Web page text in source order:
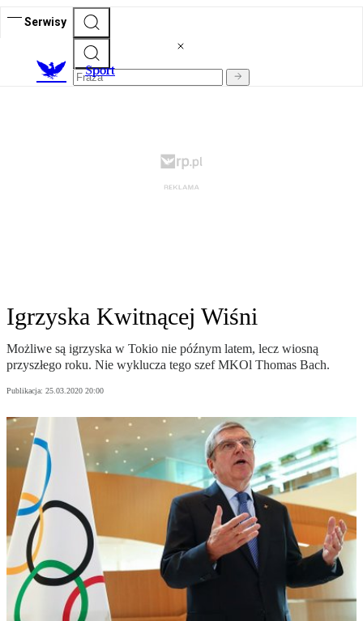
Serwisy
Sport
Igrzyska Kwitnącej Wiśni
Możliwe są igrzyska w Tokio nie późnym latem, lecz wiosną
przyszłego roku. Nie wyklucza tego szef MKOl Thomas Bach.
Publikacja: 25.03.2020 20:00